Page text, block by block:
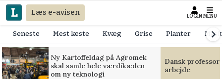
Læs e-avisen LOGIN MENU
Seneste Mest læste Kvæg Grise Planter
Ny Kartoffeldag på Agromek
skal samle hele værdikæden
om ny teknologi
Dansk
arbejde